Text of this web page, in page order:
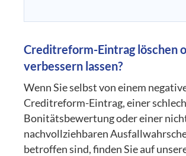
Creditreform-Eintrag löschen
verbessern lassen?
Wenn Sie selbst von einem
Creditreform-Eintrag, einer
Bonitätsbewertung oder einer
nachvollziehbaren
betroffen sind, finden Sie auf